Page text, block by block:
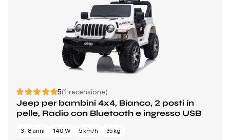
5(1 recensione)
Jeep per bambini 4x4, Bianco, 2 posti in
pelle, Radio con Bluetooth e ingresso USB
3 - 8 anni 140 W 5 km/h 35 kg